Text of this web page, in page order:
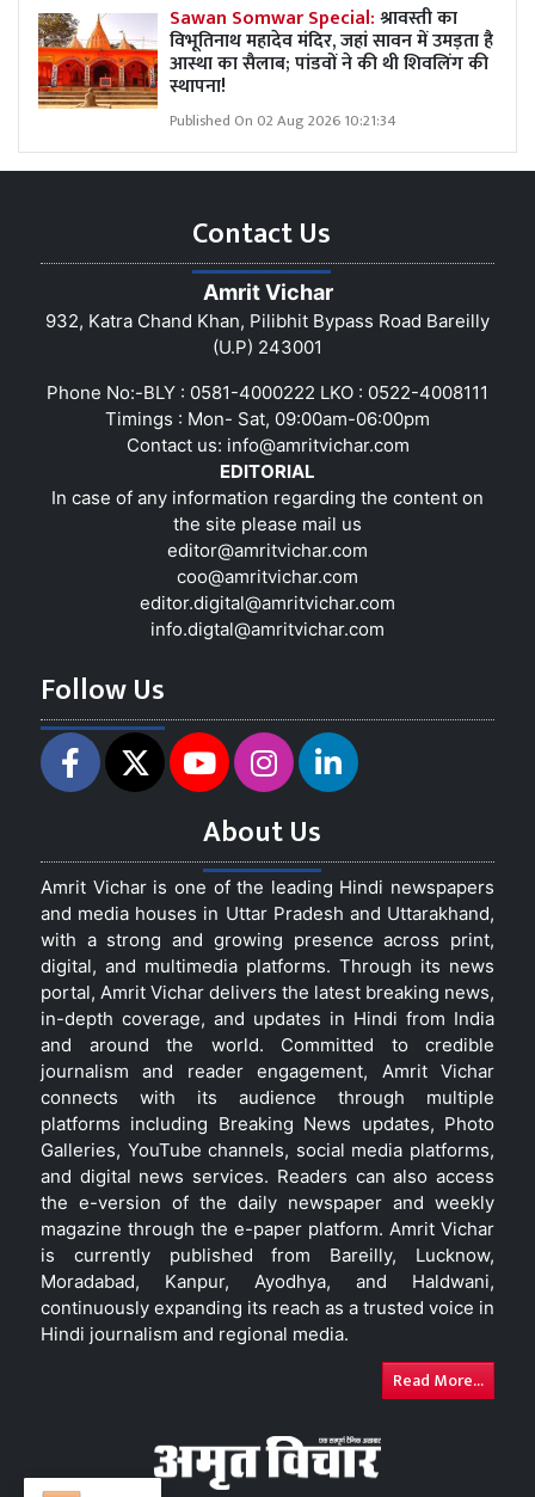
Sawan Somwar Special:श्रावस्ती का
विभूतिनाथ महादेव मंदिर, जहां सावन में उमड़ता है
आस्था का सैलाब; पांडवों ने की थी शिवलिंग की
स्थापना!
Published On 02 Aug 2026 10:21:34
Contact Us
Amrit Vichar
932, Katra Chand Khan, Pilibhit Bypass Road Bareilly
(U.P) 243001
Phone No:-BLY : 0581-4000222 LKO : 0522-4008111
Timings : Mon- Sat, 09:00am-06:00pm
Contact us: info@amritvichar.com
EDITORIAL
In case of any information regarding the content on
the site please mail us
editor@amritvichar.com
coo@amritvichar.com
editor.digital@amritvichar.com
info.digtal@amritvichar.com
Follow Us
About Us
Amrit Vichar is one of the leading Hindi newspapers
and media houses in Uttar Pradesh and Uttarakhand,
with a strong and growing presence across print,
digital, and multimedia platforms. Through its news
portal, Amrit Vichar delivers the latest breaking news,
in-depth coverage, and updates in Hindi from India
and around the world. Committed to credible
journalism and reader engagement, Amrit Vichar
connects with its audience through multiple
platforms including Breaking News updates, Photo
Galleries, YouTube channels, social media platforms,
and digital news services. Readers can also access
the e-version of the daily newspaper and weekly
magazine through the e-paper platform. Amrit Vichar
is currently published from Bareilly, Lucknow,
Moradabad, Kanpur, Ayodhya, and Haldwani,
continuously expanding its reach as a trusted voice in
Hindi journalism and regional media.
Read More...